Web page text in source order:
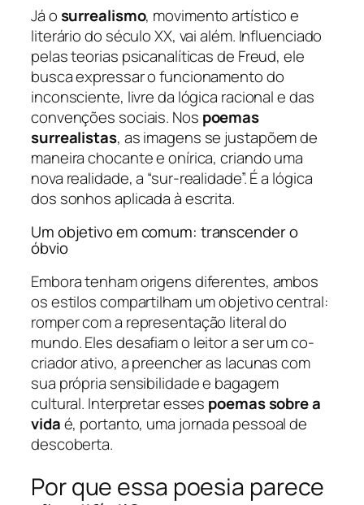
Já osurrealismo, movimento artístico e
literário do século XX, vai além. Influenciado
pelas teorias psicanalíticas de Freud, ele
busca expressar o funcionamento do
inconsciente, livre da lógica racional e das
convenções sociais. Nos poemas
surrealistas, as imagens se justapõem de
maneira chocante e onírica, criando uma
nova realidade, a “sur-realidade”. É a lógica
dos sonhos aplicada à escrita.
Um objetivo em comum: transcender o
óbvio
Embora tenham origens diferentes, ambos
os estilos compartilham um objetivo central:
romper com a representação literal do
mundo. Eles desafiam o leitor a ser um co-
criador ativo, a preencher as lacunas com
sua própria sensibilidade e bagagem
cultural. Interpretar esses poemas sobre a
vidaé, portanto, uma jornada pessoal de
descoberta.
Por que essa poesia parece